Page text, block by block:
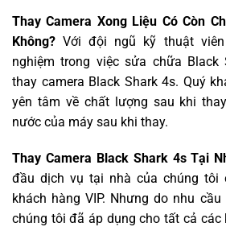
Thay Camera Xong Liệu Có Còn
Không? Với đội ngũ kỹ thuật
nghiệm trong việc sửa chữa
thay camera Black Shark 4s. Quý
yên tâm về chất lượng sau khi
nước của máy sau khi thay.
Thay Camera Black Shark 4s Tại
đầu dịch vụ tại nhà của chúng tôi
khách hàng VIP. Nhưng do nhu
chúng tôi đã áp dụng cho tất cả các